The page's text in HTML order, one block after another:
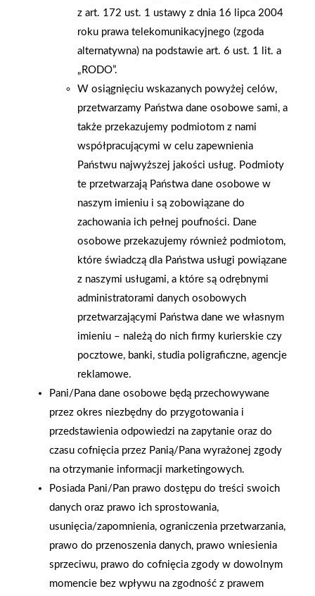
AKTUALNOŚCI
z art. 172 ust. 1 ustawy z dnia 16 lipca 2004
roku prawa telekomunikacyjnego (zgoda
alternatywna) na podstawie art. 6 ust. 1 lit. a
„RODO”.
W osiągnięciu wskazanych powyżej celów,
przetwarzamy Państwa dane osobowe sami, a
także przekazujemy podmiotom z nami
współpracującymi w celu zapewnienia
Państwu najwyższej jakości usług. Podmioty
te przetwarzają Państwa dane osobowe w
naszym imieniu i są zobowiązane do
zachowania ich pełnej poufności. Dane
osobowe przekazujemy również podmiotom,
które świadczą dla Państwa usługi powiązane
z naszymi usługami, a które są odrębnymi
administratorami danych osobowych
przetwarzającymi Państwa dane we własnym
imieniu – należą do nich firmy kurierskie czy
pocztowe, banki, studia poligraficzne, agencje
reklamowe.
Pani/Pana dane osobowe będą przechowywane
przez okres niezbędny do przygotowania i
przedstawienia odpowiedzi na zapytanie oraz do
czasu cofnięcia przez Panią/Pana wyrażonej zgody
na otrzymanie informacji marketingowych.
Posiada Pani/Pan prawo dostępu do treści swoich
danych oraz prawo ich sprostowania,
usunięcia/zapomnienia, ograniczenia przetwarzania,
prawo do przenoszenia danych, prawo wniesienia
sprzeciwu, prawo do cofnięcia zgody w dowolnym
momencie bez wpływu na zgodność z prawem